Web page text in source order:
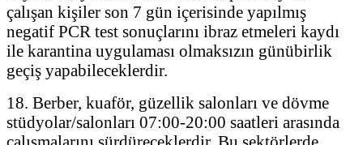
çalışan kişiler son 7 gün içerisinde yapılmış
negatif PCR test sonuçlarını ibraz etmeleri kaydı
ile karantina uygulaması olmaksızın günübirlik
geçiş yapabileceklerdir.
18. Berber, kuaför, güzellik salonları ve dövme
stüdyolar/salonları 07:00-20:00 saatleri arasında
çalışmalarını sürdüreceklerdir. Bu sektörlerde